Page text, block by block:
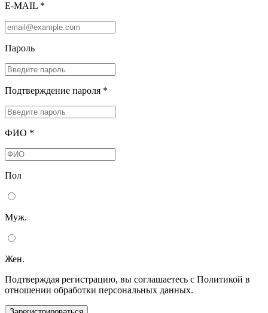
E-MAIL *
Пароль
Подтверждение пароля *
ФИО *
Пол
Муж.
Жен.
Подтверждая регистрацию, вы соглашаетесь с Политикой в
отношении обработки персональных данных.